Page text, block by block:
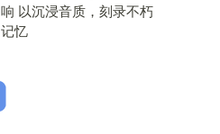
响 以沉浸音质，刻录不朽
记忆